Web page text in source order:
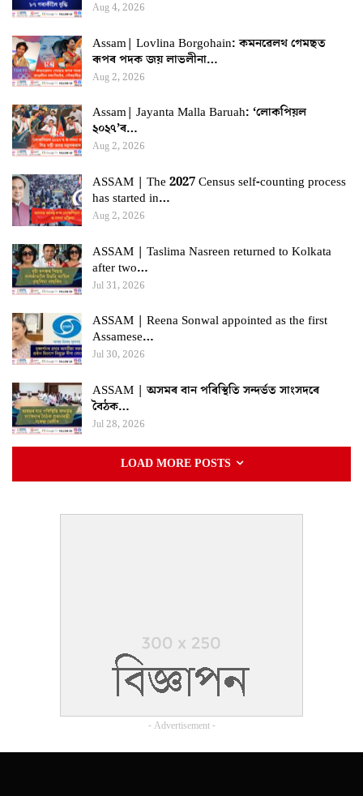
Aug 4, 2026
Assam| Lovlina Borgohain: কমনৱেলথ গেমছত
ৰূপৰ পদক জয় লাভলীনা…
Aug 2, 2026
Assam| Jayanta Malla Baruah: ‘লোকপিয়ল
২০২৭’ৰ…
Aug 2, 2026
ASSAM | The 2027 Census self-counting process
has started in…
Aug 2, 2026
ASSAM | Taslima Nasreen returned to Kolkata
after two…
Jul 31, 2026
ASSAM | Reena Sonwal appointed as the first
Assamese…
Jul 30, 2026
ASSAM | অসমৰ বান পৰিস্থিতি সন্দৰ্ভত সাংসদৰে
বৈঠক…
Jul 28, 2026
LOAD MORE POSTS
- Advertisement -